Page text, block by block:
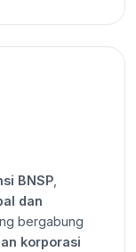
BNSP,
dan
bergabung
korporasi